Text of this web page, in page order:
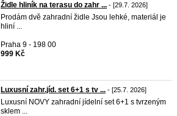
Židle hliník na terasu do zahr ... - [29.7. 2026]
Prodám dvě zahradní židle Jsou lehké, materiál je
hliní ...
Praha 9 - 198 00
999 Kč
Luxusní zahr.jíd. set 6+1 s tv ... - [25.7. 2026]
Luxusní NOVY zahradní jídelní set 6+1 s tvrzeným
sklem ...